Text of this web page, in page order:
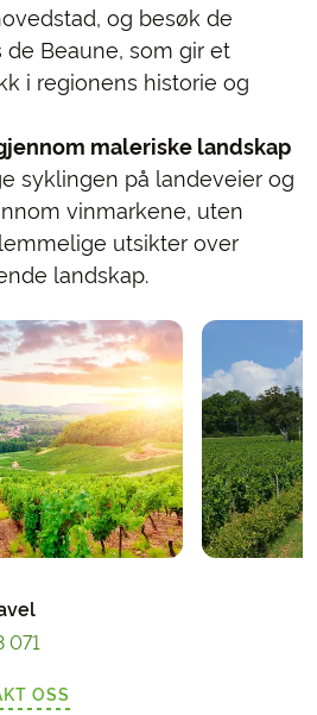
og besøk de
de Beaune, som gir et
i regionens historie og
maleriske landskap
syklingen på landeveier og
vinmarkene, uten
utsikter over
landskap.
071
OSS